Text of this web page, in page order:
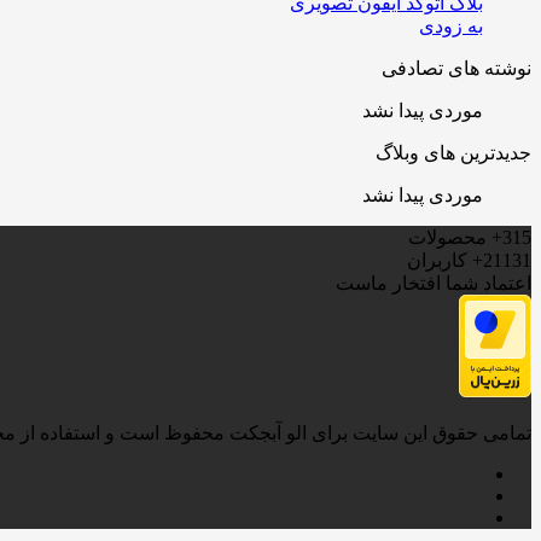
به زودی
نوشته های تصادفی
موردی پیدا نشد
جدیدترین های وبلاگ
موردی پیدا نشد
315+
محصولات
21131+
کاربران
اعتماد شما افتخار ماست
تمامی حقوق این سایت برای الو آبجکت محفوظ است و استفاده از